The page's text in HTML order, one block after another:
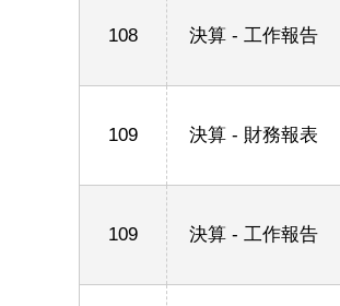
108 決算 - 工作報告
109 決算 - 財務報表
109 決算 - 工作報告